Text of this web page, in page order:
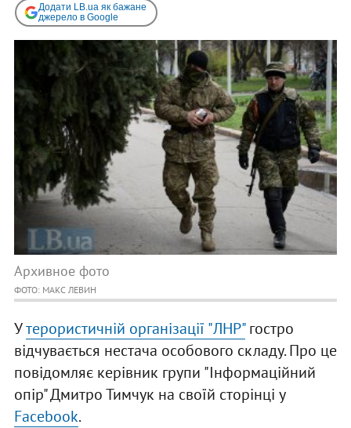
Додати LB.ua як бажане
джерело в Google
Архивное фото
ФОТО: МАКС ЛЕВИН
Утерористичній організації "ЛНР"гостро
відчувається нестача особового складу. Про це
повідомляє керівник групи "Інформаційний
опір" Дмитро Тимчук на своїй сторінці у
Facebook.